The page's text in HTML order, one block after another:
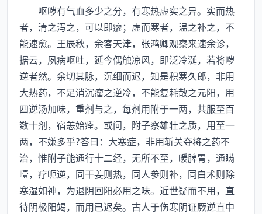
呕哕有气血多少之分，有寒热虚实之异。实而热
者，清之泻之，可以即瘳；虚而寒者，温之补之，不
能速愈。王辰秋，余客天津，张鸿卿观察来速余诊，
据云，夙病呕吐，延今偶触凉风，即泛冷涎，若将哕
逆者然。余切其脉，沉细而迟，知是积寒久郎，非用
大热药，不足消沉瘤之逆冷，不能复耗散之元阳，用
四逆汤加味，重剂与之，每剂用附于一两，共服至百
数十剂，宿恙始痊。或问，附子察雄壮之质，用至一
两，不嫌多乎?答曰：大寒症，非用斩关夺将之药不
治，惟附子能通行十二经，无所不至，暖脾胃，通瞒
噎，疗呃逆，同干姜则热，同人参则补，同白术则除
寒湿如神，为退阴回阳必用之味。近世疑而不用，直
待阴极阳竭，而用已迟矣。古人于伤寒阴证厥逆直中